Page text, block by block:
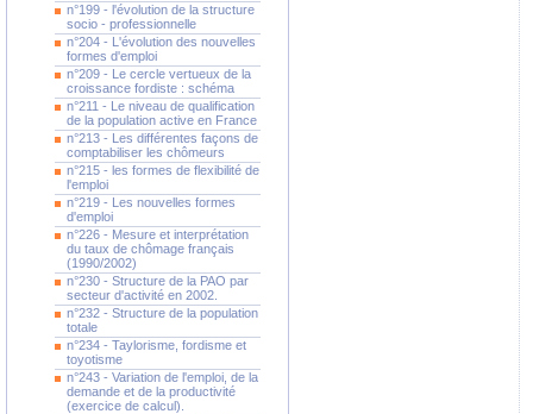
n°199 - l'évolution de la structure
socio - professionnelle
n°204 - L'évolution des nouvelles
formes d'emploi
n°209 - Le cercle vertueux de la
croissance fordiste : schéma
n°211 - Le niveau de qualification
de la population active en France
n°213 - Les différentes façons de
comptabiliser les chômeurs
n°215 - les formes de flexibilité de
l'emploi
n°219 - Les nouvelles formes
d'emploi
n°226 - Mesure et interprétation
du taux de chômage français
(1990/2002)
n°230 - Structure de la PAO par
secteur d'activité en 2002.
n°232 - Structure de la population
totale
n°234 - Taylorisme, fordisme et
toyotisme
n°243 - Variation de l'emploi, de la
demande et de la productivité
(exercice de calcul).